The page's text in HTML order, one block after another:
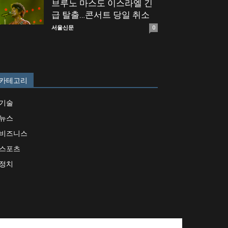
브루노 마스도 이스라엘 긴
급 탈출…콘서트 당일 취소
서울신문 0
테고리
술
스
즈니스
포츠
치